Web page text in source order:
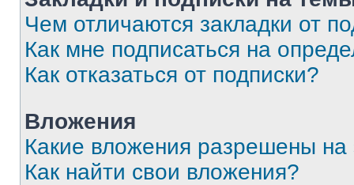
Чем отличаются закладки от
Как мне подписаться на
Как отказаться от подписки?
Вложения
Какие вложения разрешены
Как найти свои вложения?